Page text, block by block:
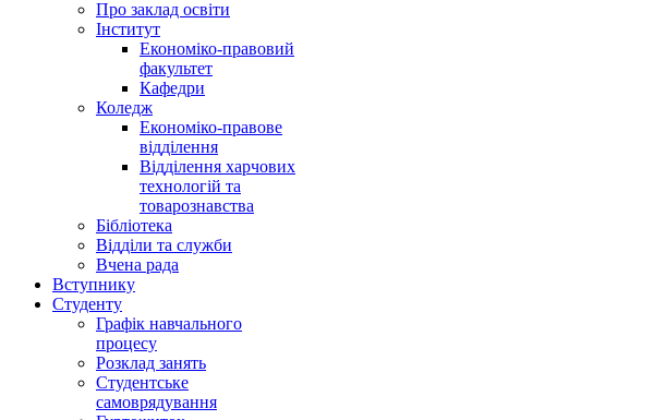
Про заклад освіти
Інститут
Економіко-правовий
факультет
Кафедри
Коледж
Економіко-правове
відділення
Відділення харчових
технологій та
товарознавства
Бібліотека
Відділи та служби
Вчена рада
Вступнику
Студенту
Графік навчального
процесу
Розклад занять
Студентське
самоврядування